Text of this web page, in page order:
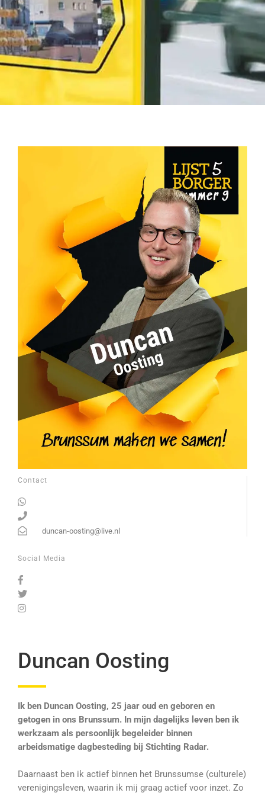
Contact
duncan-oosting@live.nl
Social Media
Duncan Oosting
Ik ben Duncan Oosting, 25 jaar oud en geboren en
getogen in ons Brunssum. In mijn dagelijks leven ben ik
werkzaam als persoonlijk begeleider binnen
arbeidsmatige dagbesteding bij Stichting Radar.
Daarnaast ben ik actief binnen het Brunssumse (culturele)
verenigingsleven, waarin ik mij graag actief voor inzet. Zo